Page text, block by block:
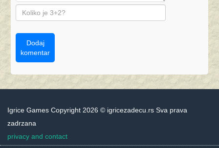
Dodaj
komentar
Igrice Games Copyright 2026 © igricezadecu.rs Sva prava
zadrzana
privacy and contact